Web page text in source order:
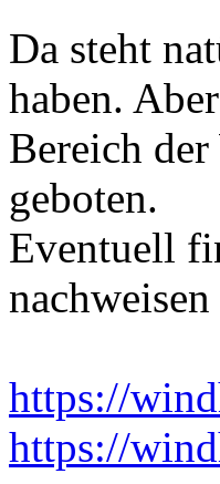
Da steht
haben.
Bereich
geboten.
Eventuell
https://
https://